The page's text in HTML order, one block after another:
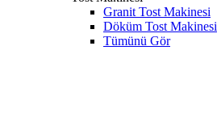
Granit Tost Makinesi
Döküm Tost Makinesi
Tümünü Gör